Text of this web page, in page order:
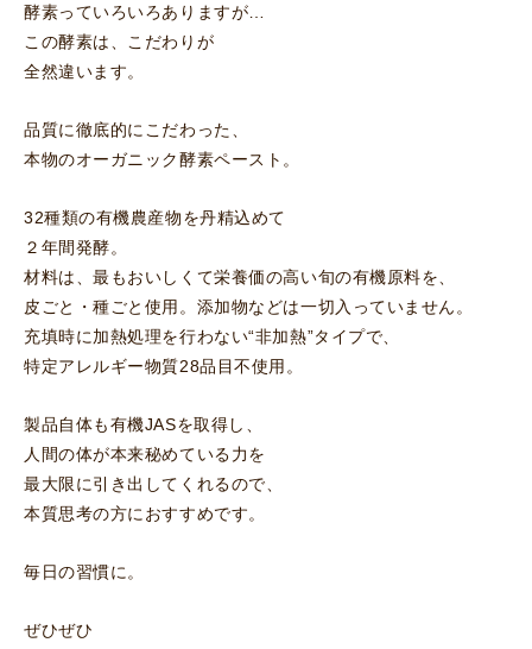
酵素っていろいろありますが…
この酵素は、こだわりが
全然違います。
品質に徹底的にこだわった、
本物のオーガニック酵素ペースト。
32種類の有機農産物を丹精込めて
２年間発酵。
材料は、最もおいしくて栄養価の高い旬の有機原料を、
皮ごと・種ごと使用。添加物などは一切入っていません。
充填時に加熱処理を行わない“非加熱”タイプで、
特定アレルギー物質28品目不使用。
製品自体も有機JASを取得し、
人間の体が本来秘めている力を
最大限に引き出してくれるので、
本質思考の方におすすめです。
毎日の習慣に。
ぜひぜひ